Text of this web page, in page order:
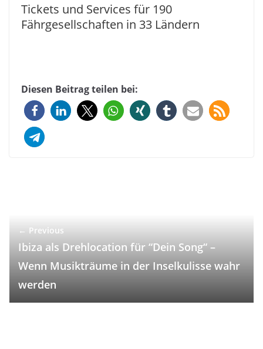
Tickets und Services für 190
Fährgesellschaften in 33 Ländern
Diesen Beitrag teilen bei:
← Previous
Ibiza als Drehlocation für “Dein Song“ –
Wenn Musikträume in der Inselkulisse wahr
werden